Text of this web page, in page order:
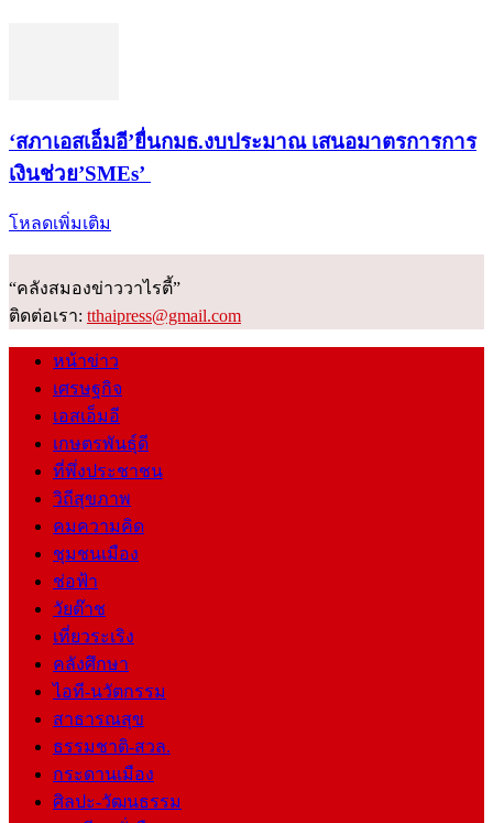
‘สภาเอสเอ็มอี’ยื่นกมธ.งบประมาณ เสนอมาตรการการ
เงินช่วย’SMEs’
โหลดเพิ่มเติม
“คลังสมองข่าววาไรตี้”
ติดต่อเรา: tthaipress@gmail.com
หน้าข่าว
เศรษฐกิจ
เอสเอ็มอี
เกษตรพันธุ์ดี
ที่พึ่งประชาชน
วิถีสุขภาพ
คมความคิด
ชุมชนเมือง
ช่อฟ้า
วัยต๊าช
เที่ยวระเริง
คลังศึกษา
ไอที-นวัตกรรม
สาธารณสุข
ธรรมชาติ-สวล.
กระดานเมือง
ศิลปะ-วัฒนธรรม